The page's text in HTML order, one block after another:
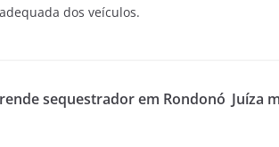
dos veículos.
sequestrador em Rondonó Juíza